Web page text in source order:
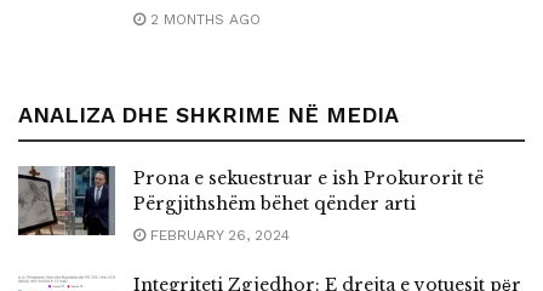
2 MONTHS AGO
ANALIZA DHE SHKRIME NË MEDIA
Prona e sekuestruar e ish Prokurorit të
Përgjithshëm bëhet qënder arti
FEBRUARY 26, 2024
Integriteti Zgjedhor: E drejta e votuesit pёr